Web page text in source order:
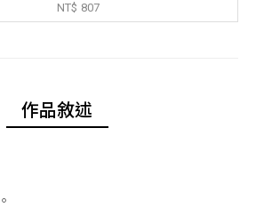
NT$ 807
作品敘述